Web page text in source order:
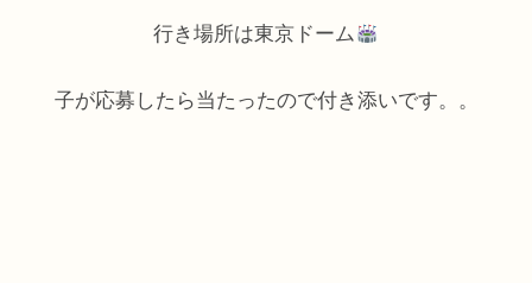
行き場所は東京ドーム
子が応募したら当たったので付き添いです。。